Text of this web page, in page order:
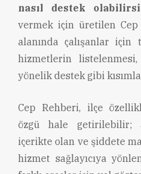
nasıl destek
vermek için üretilen Cep
alanında çalışanlar için
hizmetlerin
yönelik destek gibi
Cep Rehberi, ilçe
özgü hale getirilebilir;
içerikte olan ve şiddete
hizmet sağlayıcıya